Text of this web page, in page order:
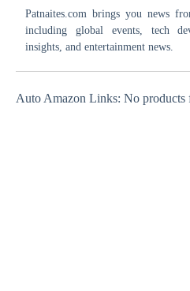
Patnaites.com brings you news
including global events, tech
insights, and entertainment news.
Auto Amazon Links: No products